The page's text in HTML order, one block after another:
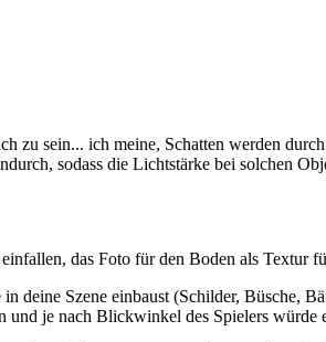
zu sein... ich meine, Schatten werden
sodass die Lichtstärke bei solchen
das Foto für den Boden als Textur
deine Szene einbaust (Schilder, Büsche,
je nach Blickwinkel des Spielers